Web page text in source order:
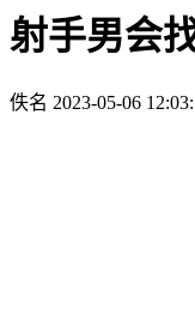
射手男会
佚名 2023-05-06